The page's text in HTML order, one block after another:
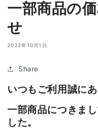
一部商品の
せ
2022年10月1日
Share
いつもご利用誠に
一部商品につきま
した。